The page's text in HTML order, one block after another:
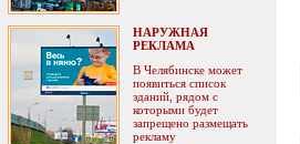
НАРУЖНАЯ
РЕКЛАМА
В Челябинске может
появиться список
зданий, рядом с
которыми будет
запрещено размещать
рекламу